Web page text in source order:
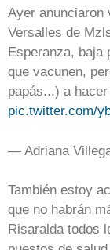
Ayer anunciaron
Versalles de
Esperanza, baja
que vacunen,
papás...) a
pic.twitter.com/
— Adriana
También estoy
que no habrán
Risaralda todos